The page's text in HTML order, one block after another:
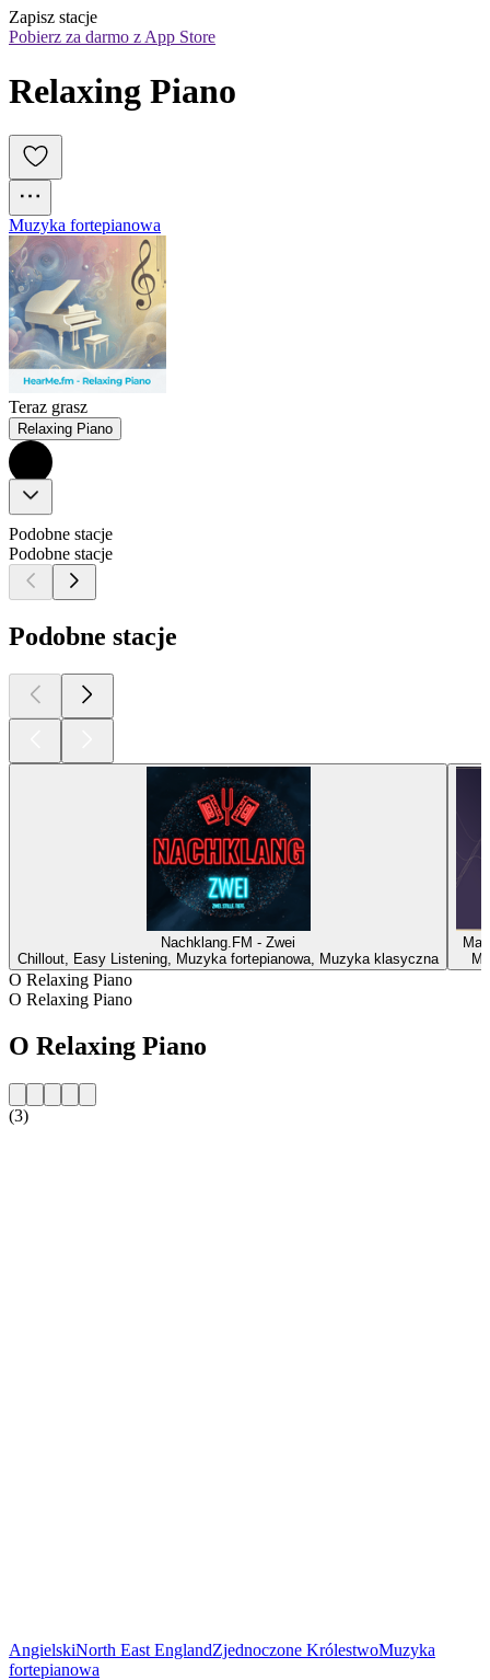
Zapisz stacje
Pobierz za darmo z App Store
Relaxing Piano
Muzyka fortepianowa
Teraz grasz
Relaxing Piano
Podobne stacje
Podobne stacje
Podobne stacje
Nachklang.FM - Zwei
Chillout, Easy Listening, Muzyka fortepianowa, Muzyka klasyczna
O Relaxing Piano
O Relaxing Piano
O Relaxing Piano
(3)
AngielskiNorth East EnglandZjednoczone KrólestwoMuzyka
fortepianowa